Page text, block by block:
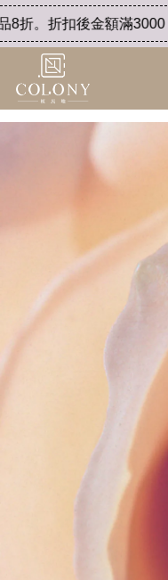
折。折扣後金額滿3000